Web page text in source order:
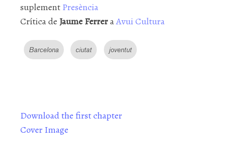
suplement Presència
Crítica de Jaume FerreraAvui Cultura
Barcelona ciutat joventut
Download the first chapter
Cover Image